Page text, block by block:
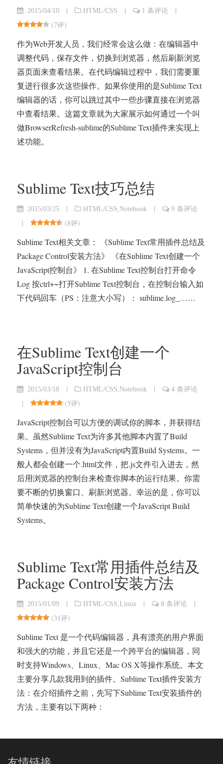
2015/04/10 | HTML/CSS | 1 条评论
|
(7评)
作为Web开发人员，我们经常会这么做：在编辑器中
调整代码，保存文件，切换到浏览器，然后刷新浏览
器页面来查看结果。在代码编辑过程中，我们需要重
复进行很多次这些操作。如果你使用的是Sublime Text
编辑器的话，你可以跳过其中一些步骤直接在浏览器
中查看结果。这篇文章就为大家展示如何通过一个叫
做BrowserRefresh-sublime的Sublime Text插件来实现上
述功能。
Sublime Text技巧总结
2015/03/25 | HTML/CSS Notebook | 9 条评论
| (8评)
Sublime Text相关文章： 《Sublime Text常用插件总结及
Package Control安装方法》 《在Sublime Text创建一个
JavaScript控制台》 1. 在Sublime Text控制台打开命令
Log 按ctrl+~打开Sublime Text控制台，在控制台输入如
下代码回车（PS：注意大小写）： sublime.log_……
在Sublime Text创建一个
JavaScript控制台
2015/03/18 | HTML/CSS Notebook | 4 条评论
| (5评)
JavaScript控制台可以方便的调试你的脚本，并获得结
果。虽然Sublime Text为许多其他脚本内置了Build
Systems，但并没有为JavaScript内置Build Systems。一
般人都会创建一个.html文件，把.js文件引入进去，然
后用浏览器的控制台来检查你脚本的运行结果。你需
要不断的切换窗口、刷新浏览器。幸运的是，你可以
简单快速的为Sublime Text创建一个JavaScript Build
Systems。
Sublime Text常用插件总结及
Package Control安装方法
2015/01/09 | HTML/CSS Linux | 8 条评论
|
(31评)
Sublime Text 是一个代码编辑器，具有漂亮的用户界面
和强大的功能，并且它还是一个跨平台的编辑器，同
时支持Windows、Linux、Mac OS X等操作系统。本文
主要分享几款我用到的插件。Sublime Text插件安装方
法：在介绍插件之前，先写下Sublime Text安装插件的
方法，主要有以下两种：